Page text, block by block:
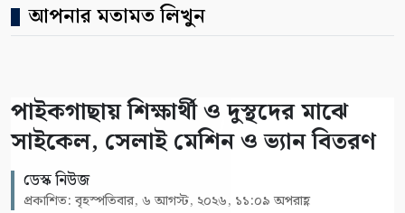
আপনার মতামত লিখুন
পাইকগাছায় শিক্ষার্থী ও দুস্থদের মাঝে
সাইকেল, সেলাই মেশিন ও ভ্যান বিতরণ
ডেস্ক নিউজ
প্রকাশিত: বৃহস্পতিবার, ৬ আগস্ট, ২০২৬, ১১:০৯ অপরাহ্ণ